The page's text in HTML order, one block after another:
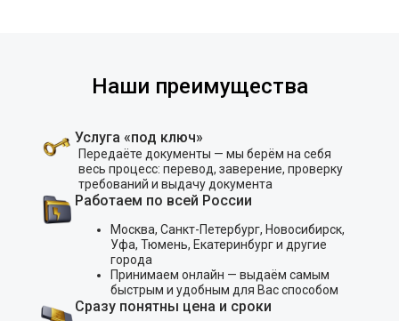
Наши преимущества
Услуга «под ключ»
Передаёте документы — мы берём на себя
весь процесс: перевод, заверение, проверку
требований и выдачу документа
Работаем по всей России
Москва, Санкт-Петербург, Новосибирск,
Уфа, Тюмень, Екатеринбург и другие
города
Принимаем онлайн — выдаём самым
быстрым и удобным для Вас способом
Сразу понятны цена и сроки